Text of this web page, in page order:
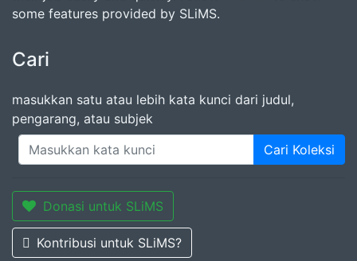
some features provided by SLiMS.
Cari
masukkan satu atau lebih kata kunci dari judul,
pengarang, atau subjek
Cari Koleksi
Donasi untuk SLiMS
Kontribusi untuk SLiMS?